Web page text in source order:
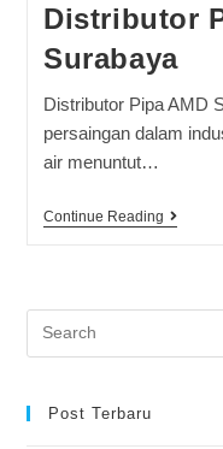
Distributor
Surabaya
Distributor Pipa AMD
persaingan dalam
air menuntut…
Continue Reading
Post Terbaru